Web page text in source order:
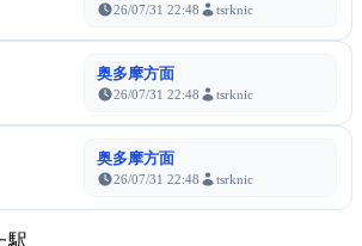
26/07/31 22:48 tsrknic
奥多摩方面
26/07/31 22:48 tsrknic
奥多摩方面
26/07/31 22:48 tsrknic
駅